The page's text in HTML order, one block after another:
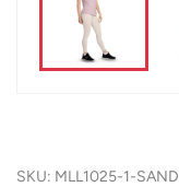
SKU: MLL1025-1-SAND